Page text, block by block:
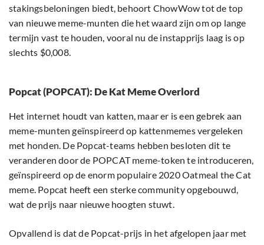
stakingsbeloningen biedt, behoort ChowWow tot de top
van nieuwe meme-munten die het waard zijn om op lange
termijn vast te houden, vooral nu de instapprijs laag is op
slechts $0,008.
Popcat (POPCAT): De Kat Meme Overlord
Het internet houdt van katten, maar er is een gebrek aan
meme-munten geïnspireerd op kattenmemes vergeleken
met honden. De Popcat-teams hebben besloten dit te
veranderen door de POPCAT meme-token te introduceren,
geïnspireerd op de enorm populaire 2020 Oatmeal the Cat
meme. Popcat heeft een sterke community opgebouwd,
wat de prijs naar nieuwe hoogten stuwt.
Opvallend is dat de Popcat-prijs in het afgelopen jaar met